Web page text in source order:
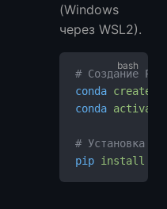
(Windows
через WSL2).
# Создание
conda create
conda activate
# Установка
pip install